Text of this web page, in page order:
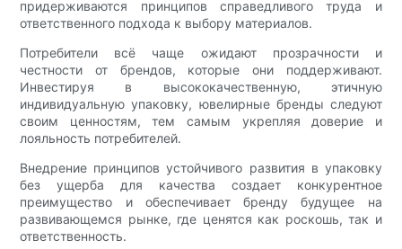
придерживаются принципов справедливого труда и
ответственного подхода к выбору материалов.
Потребители всё чаще ожидают прозрачности и
честности от брендов, которые они поддерживают.
Инвестируя в высококачественную, этичную
индивидуальную упаковку, ювелирные бренды следуют
своим ценностям, тем самым укрепляя доверие и
лояльность потребителей.
Внедрение принципов устойчивого развития в упаковку
без ущерба для качества создает конкурентное
преимущество и обеспечивает бренду будущее на
развивающемся рынке, где ценятся как роскошь, так и
ответственность.